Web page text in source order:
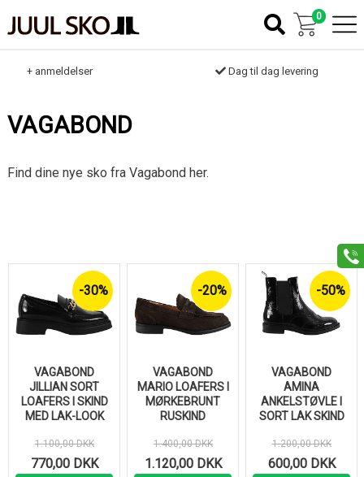
VAGABOND
Find dine nye sko fra Vagabond her.
VAGABOND
JILLIAN SORT
LOAFERS I SKIND
MED LAK-LOOK
1.100,00 DKK
770,00 DKK
-30%
VAGABOND
MARIO LOAFERS I
MØRKEBRUNT
RUSKIND
1.400,00 DKK
1.120,00 DKK
-20%
VAGABOND
AMINA
ANKELSTØVLE I
SORT LAK SKIND
1.200,00 DKK
600,00 DKK
-50%
0
+ anmeldelser Dag til dag levering